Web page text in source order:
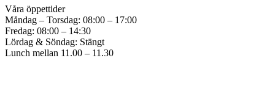
Våra öppettider
Måndag – Torsdag: 08:00 – 17:00
Fredag: 08:00 – 14:30
Lördag & Söndag: Stängt
Lunch mellan 11.00 – 11.30